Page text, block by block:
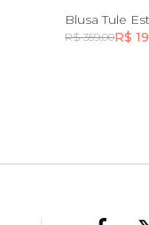
Blusa Tule
R$ 359,00R$